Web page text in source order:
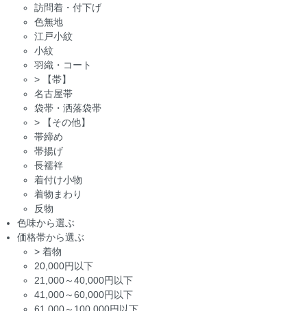
訪問着・付下げ
色無地
江戸小紋
小紋
羽織・コート
>
【帯】
名古屋帯
袋帯・洒落袋帯
>
【その他】
帯締め
帯揚げ
長襦袢
着付け小物
着物まわり
反物
色味から選ぶ
価格帯から選ぶ
> 着物
20,000円以下
21,000～40,000円以下
41,000～60,000円以下
61,000～100,000円以下